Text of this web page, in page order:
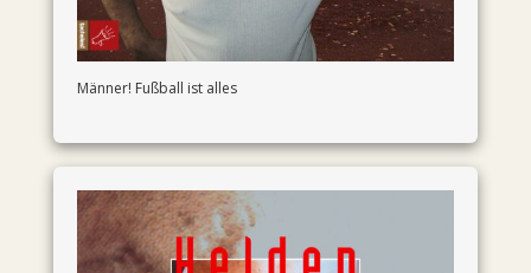
Männer! Fußball ist alles